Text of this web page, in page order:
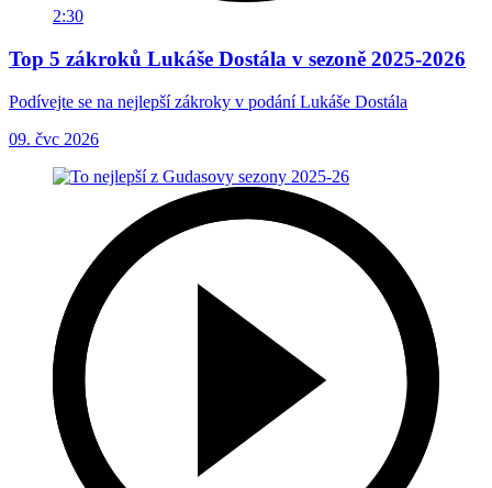
2:30
Top 5 zákroků Lukáše Dostála v sezoně 2025-2026
Podívejte se na nejlepší zákroky v podání Lukáše Dostála
09. čvc 2026